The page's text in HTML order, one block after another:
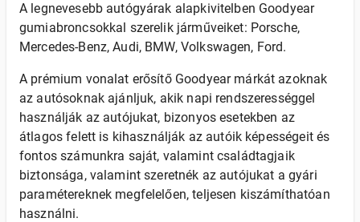
A legnevesebb autógyárak alapkivitelben Goodyear
gumiabroncsokkal szerelik járműveiket: Porsche,
Mercedes-Benz, Audi, BMW, Volkswagen, Ford.
A prémium vonalat erősítő Goodyear márkát azoknak
az autósoknak ajánljuk, akik napi rendszerességgel
használják az autójukat, bizonyos esetekben az
átlagos felett is kihasználják az autóik képességeit és
fontos számunkra saját, valamint családtagjaik
biztonsága, valamint szeretnék az autójukat a gyári
paramétereknek megfelelően, teljesen kiszámíthatóan
használni.